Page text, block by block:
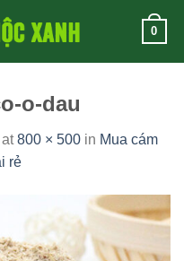
0
o-dau
at800 × 500 in Mua cám
rẻ